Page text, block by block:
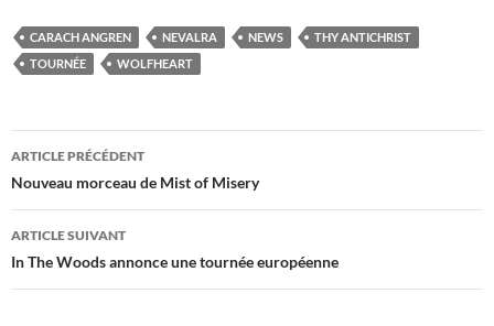
CARACH ANGREN NEVALRA NEWS
THY ANTICHRIST
TOURNÉE
WOLFHEART
Navigation
des
articles
ARTICLE PRÉCÉDENT
Nouveau morceau de Mist of Misery
ARTICLE SUIVANT
In The Woods annonce une tournée européenne